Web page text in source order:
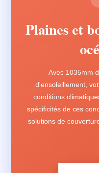
Plaines et
Avec 1035mm
d'ensoleillement,
conditions
spécificités de ces
solutions de